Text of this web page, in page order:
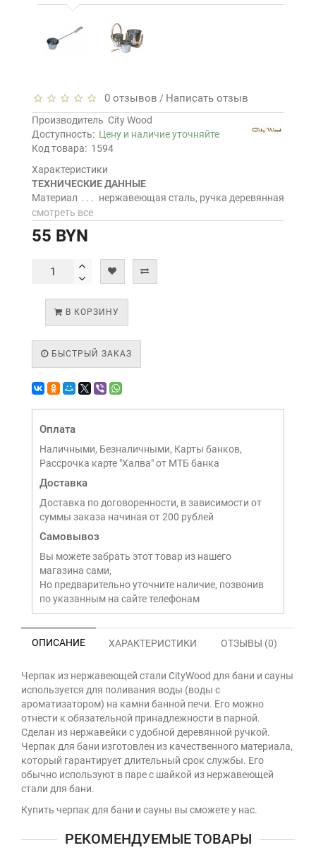
0 отзывов / Написать отзыв
Производитель City Wood
Доступность: Цену и наличие уточняйте
Код товара: 1594
Характеристики
ТЕХНИЧЕСКИЕ ДАННЫЕ
Материал
нержавеющая сталь, ручка деревянная
смотреть все
55 BYN
В КОРЗИНУ
БЫСТРЫЙ ЗАКАЗ
Оплата
Наличными, Безналичными, Карты банков,
Рассрочка карте "Халва" от МТБ банка
Доставка
Доставка по договоренности, в зависимости от
суммы заказа начиная от 200 рублей
Самовывоз
Вы можете забрать этот товар из нашего
магазина сами,
Но предварительно уточните наличие, позвонив
по указанным на сайте телефонам
ОПИСАНИЕ ХАРАКТЕРИСТИКИ ОТЗЫВЫ (0)
Черпак из нержавеющей стали CityWood для бани и сауны
используется для поливания воды (воды с
ароматизатором) на камни банной печи. Его можно
отнести к обязательной принадлежности в парной.
Сделан из нержавейки с удобной деревянной ручкой.
Черпак для бани изготовлен из качественного материала,
который гарантирует длительный срок службы. Его
обычно используют в паре с шайкой из нержавеющей
стали для бани.
Купить черпак для бани и сауны вы сможете у нас.
РЕКОМЕНДУЕМЫЕ ТОВАРЫ